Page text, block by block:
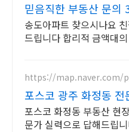
믿음직한 부동산 문의
3436
송도아파트 찾으시나요
드립니다 합리적 금액대
필요하시면 전화 주세요
https://map.naver.com/
포스코 광주 화정동 전
호남방 전문부동산에서
포스코 화정동 부동산 현
문가 실력으로 답해드립